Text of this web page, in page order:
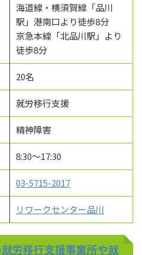
海道線・横須賀線「品川
駅」港南口より徒歩8分
京急本線「北品川駅」より
徒歩8分
20名
就労移行支援
精神障害
8:30～17:30
03-5715-2017
リワークセンター品川
労移行支援事業所や就